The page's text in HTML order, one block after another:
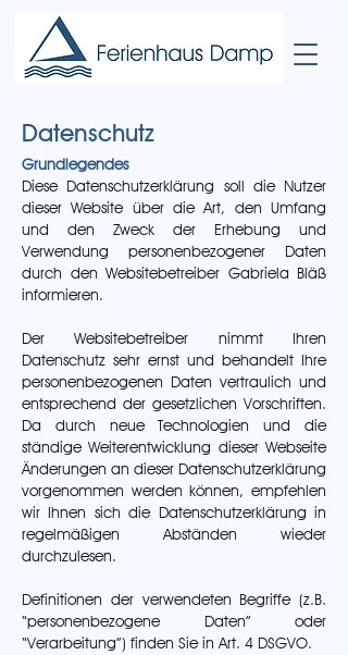
Datenschutz
Grundlegendes
Diese Datenschutzerklärung soll die Nutzer
dieser Website über die Art, den Umfang
und den Zweck der Erhebung und
Verwendung personenbezogener Daten
durch den Websitebetreiber Gabriela Bläß
informieren.
Der Websitebetreiber nimmt Ihren
Datenschutz sehr ernst und behandelt Ihre
personenbezogenen Daten vertraulich und
entsprechend der gesetzlichen Vorschriften.
Da durch neue Technologien und die
ständige Weiterentwicklung dieser Webseite
Änderungen an dieser Datenschutzerklärung
vorgenommen werden können, empfehlen
wir Ihnen sich die Datenschutzerklärung in
regelmäßigen Abständen wieder
durchzulesen.
Definitionen der verwendeten Begriffe (z.B.
“personenbezogene Daten” oder
“Verarbeitung”) finden Sie in Art. 4 DSGVO.